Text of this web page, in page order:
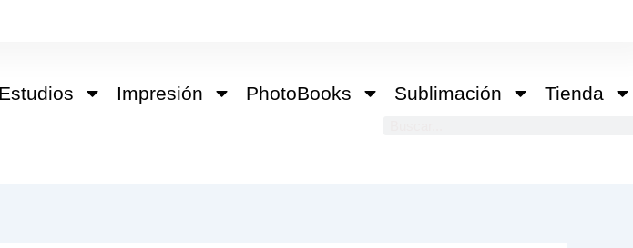
Impresión PhotoBooks Sublimación Tienda